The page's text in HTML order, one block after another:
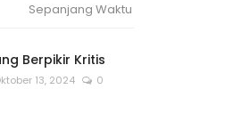
Sepanjang Waktu
Berpikir Kritis
13, 2024 0